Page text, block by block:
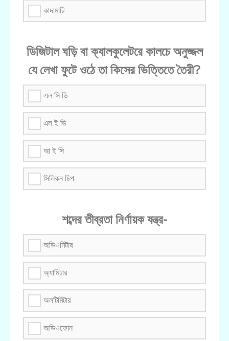
কাদামাটি
ডিজিটাল ঘড়ি বা ক্যালকুলেটরে কালচে অনুজ্জল
যে লেখা ফুটে ওঠে তা কিসের ভিত্তিতে তৈরী?
এল সি ডি
এল ই ডি
আ ই সি
সিলিকন চিপ
শব্দের তীব্রতা নির্ণায়ক যন্ত্র-
অডিওমিটার
অ্যামিটার
অলটিমিটার
অডিওফোন